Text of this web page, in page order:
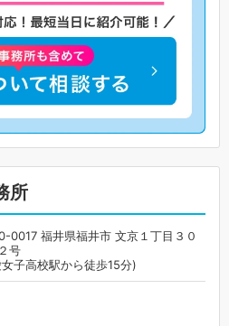
所
0017 福井県福井市 文京１丁目３０
号
子高校駅から徒歩15分)